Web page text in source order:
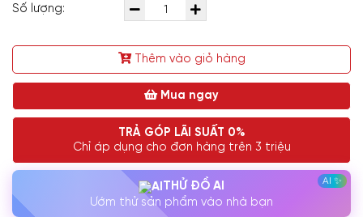
Số lượng:
Thêm vào giỏ hàng
Mua ngay
TRẢ GÓP LÃI SUẤT 0%
Chỉ áp dụng cho đơn hàng trên 3 triệu
THỬ ĐỒ AI
Ướm thử sản phẩm vào nhà bạn